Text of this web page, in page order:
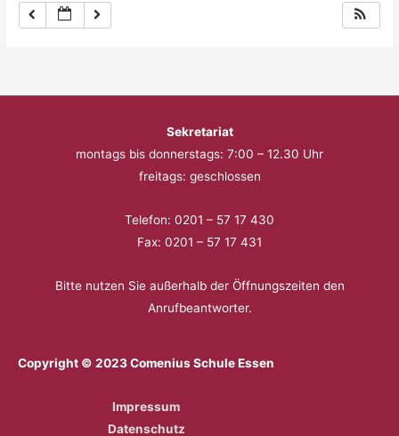
Sekretariat
montags bis donnerstags: 7:00 – 12.30 Uhr
freitags: geschlossen
Telefon: 0201 – 57 17 430
Fax: 0201 – 57 17 431
Bitte nutzen Sie außerhalb der Öffnungszeiten den
Anrufbeantworter.
Copyright © 2023 Comenius Schule Essen
Impressum
Datenschutz